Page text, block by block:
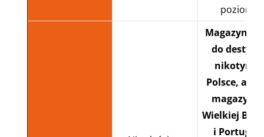
poziomie
Magazyn i
do
nikotyny
Polsce, a
magazyny
Wielkiej
i